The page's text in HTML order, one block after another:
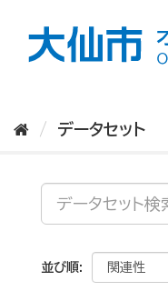
データセット
並び順